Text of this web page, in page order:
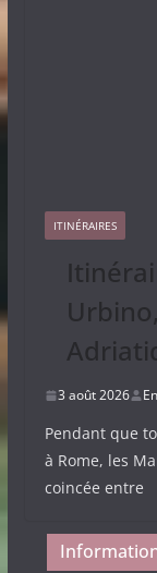
ITINÉRAIRES
3 août 2026
Pendant que
à Rome, les
coincée entre